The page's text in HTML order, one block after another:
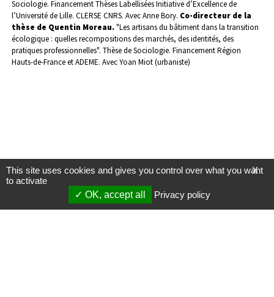
Sociologie. Financement Thèses Labellisées Initiative d’Excellence de
l’Université de Lille. CLERSE CNRS. Avec Anne Bory. Co-directeur de la
thèse de Quentin Moreau."Les artisans du bâtiment dans la transition
écologique : quelles recompositions des marchés, des identités, des
pratiques professionnelles". Thèse de Sociologie. Financement Région
Hauts-de-France et ADEME. Avec Yoan Miot (urbaniste)
X
This site uses cookies and gives you control over what you want
to activate
OK, accept all
Privacy policy